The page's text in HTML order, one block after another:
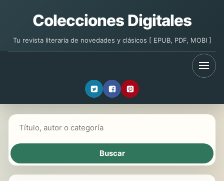
Colecciones Digitales
Tu revista literaria de novedades y clásicos [ EPUB, PDF, MOBI ]